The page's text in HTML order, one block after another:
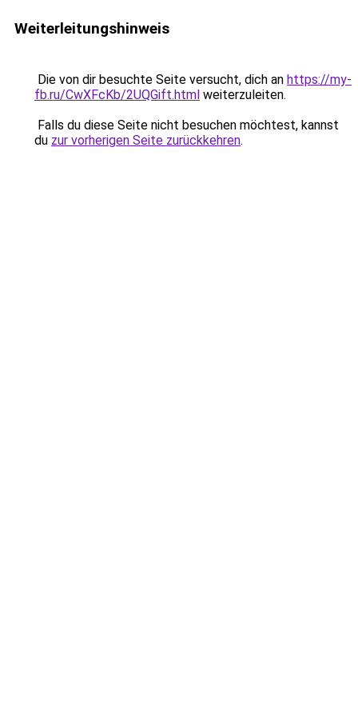
Weiterleitungshinweis
Die von dir besuchte Seite versucht, dich an https://my-
fb.ru/CwXFcKb/2UQGift.html weiterzuleiten.
Falls du diese Seite nicht besuchen möchtest, kannst
du zur vorherigen Seite zurückkehren.